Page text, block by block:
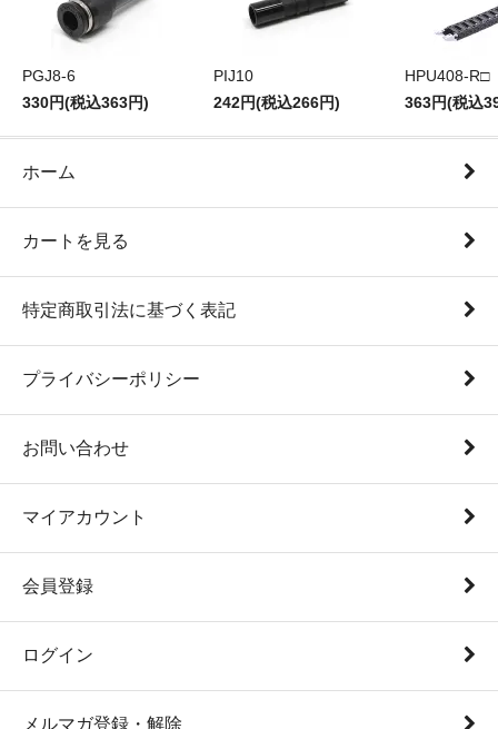
PGJ8-6
330円(税込363円)
PIJ10
242円(税込266円)
HPU408-R□
363円(税込
ホーム
カートを見る
特定商取引法に基づく表記
プライバシーポリシー
お問い合わせ
マイアカウント
会員登録
ログイン
メルマガ登録・解除